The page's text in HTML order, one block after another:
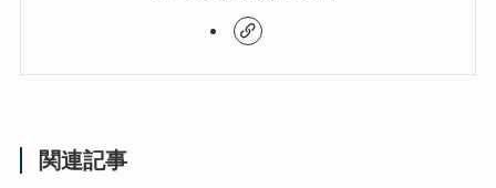
関連記事